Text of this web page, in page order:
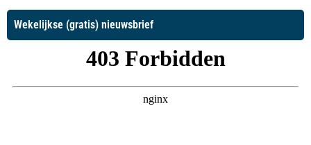
Wekelijkse (gratis) nieuwsbrief